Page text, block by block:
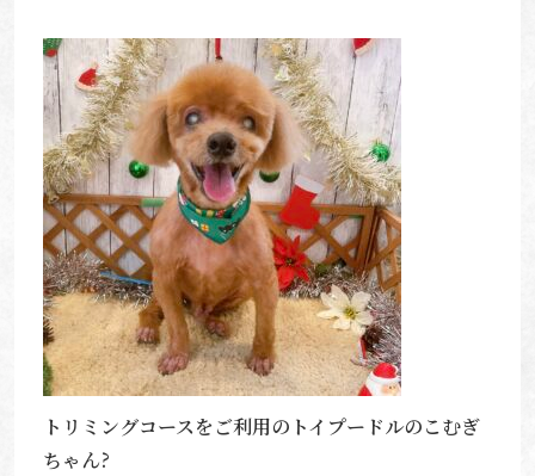
トリミングコースをご利用のトイプードルのこむぎ
ちゃん?